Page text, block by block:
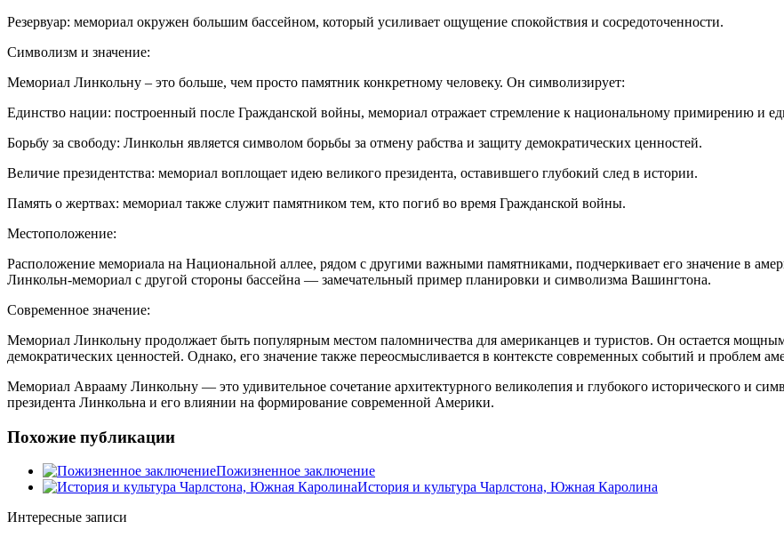
Резервуар: мемориал окружен большим бассейном, который усиливает ощущение спокойствия и сосредоточенности.
Символизм и значение:
Мемориал Линкольну – это больше, чем просто памятник конкретному человеку. Он символизирует:
Единство нации: построенный после Гражданской войны, мемориал отражает стремление к национальному примирению и
Борьбу за свободу: Линкольн является символом борьбы за отмену рабства и защиту демократических ценностей.
Величие президентства: мемориал воплощает идею великого президента, оставившего глубокий след в истории.
Память о жертвах: мемориал также служит памятником тем, кто погиб во время Гражданской войны.
Местоположение:
Расположение мемориала на Национальной аллее, рядом с другими важными памятниками, подчеркивает его значение в
Линкольн-мемориал с другой стороны бассейна — замечательный пример планировки и символизма Вашингтона.
Современное значение:
Мемориал Линкольну продолжает быть популярным местом паломничества для американцев и туристов. Он остается
демократических ценностей. Однако, его значение также переосмысливается в контексте современных событий и проблем
Мемориал Аврааму Линкольну — это удивительное сочетание архитектурного великолепия и глубокого исторического и
президента Линкольна и его влиянии на формирование современной Америки.
Похожие публикации
Пожизненное заключение
История и культура Чарлстона, Южная Каролина
Интересные записи